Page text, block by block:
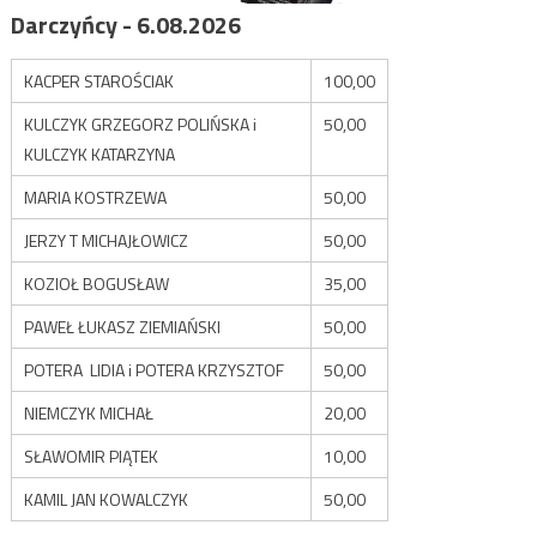
Darczyńcy - 6.08.2026
KACPER STAROŚCIAK
100,00
KULCZYK GRZEGORZ POLIŃSKA i
KULCZYK KATARZYNA
50,00
MARIA KOSTRZEWA
50,00
JERZY T MICHAJŁOWICZ
50,00
KOZIOŁ BOGUSŁAW
35,00
PAWEŁ ŁUKASZ ZIEMIAŃSKI
50,00
POTERA LIDIA i POTERA KRZYSZTOF
50,00
NIEMCZYK MICHAŁ
20,00
SŁAWOMIR PIĄTEK
10,00
KAMIL JAN KOWALCZYK
50,00